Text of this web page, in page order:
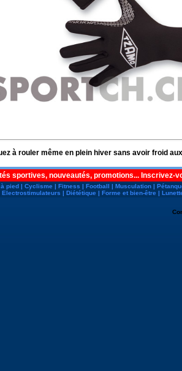
à rouler même en plein hiver sans avoir froid
sportives, nouveautés, promotions... Inscrivez-
pied | Cyclisme | Fitness | Football | Musculation |
Electrostimulateurs | Diététique | Forme et bien-être |